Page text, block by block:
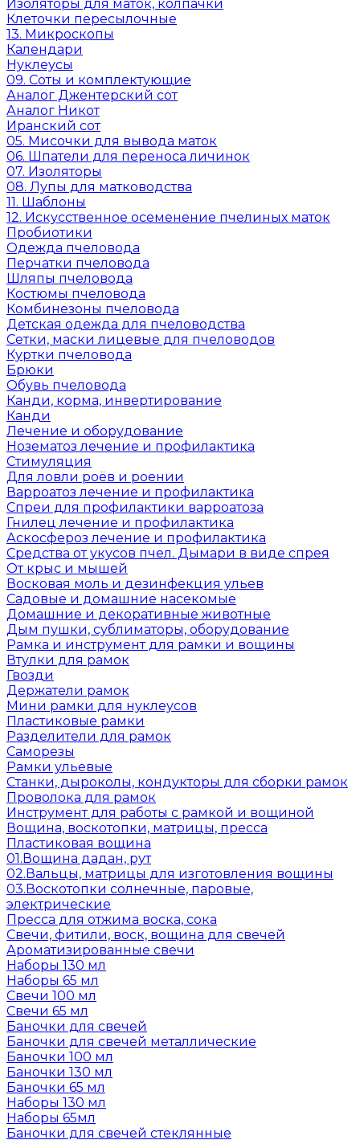
Изоляторы для маток, колпачки
Клеточки пересылочные
13. Микроскопы
Календари
Нуклеусы
09. Соты и комплектующие
Аналог Джентерский сот
Аналог Никот
Иранский сот
05. Мисочки для вывода маток
06. Шпатели для переноса личинок
07. Изоляторы
08. Лупы для матководства
11. Шаблоны
12. Искусственное осеменение пчелиных маток
Пробиотики
Одежда пчеловода
Перчатки пчеловода
Шляпы пчеловода
Костюмы пчеловода
Комбинезоны пчеловода
Детская одежда для пчеловодства
Сетки, маски лицевые для пчеловодов
Куртки пчеловода
Брюки
Обувь пчеловода
Канди, корма, инвертирование
Канди
Лечение и оборудование
Нозематоз лечение и профилактика
Стимуляция
Для ловли роёв и роении
Варроатоз лечение и профилактика
Спреи для профилактики варроатоза
Гнилец лечение и профилактика
Аскосфероз лечение и профилактика
Средства от укусов пчел. Дымари в виде спрея
От крыс и мышей
Восковая моль и дезинфекция ульев
Садовые и домашние насекомые
Домашние и декоративные животные
Дым пушки, сублиматоры, оборудование
Рамка и инструмент для рамки и вощины
Втулки для рамок
Гвозди
Держатели рамок
Мини рамки для нуклеусов
Пластиковые рамки
Разделители для рамок
Саморезы
Рамки ульевые
Станки, дыроколы, кондукторы для сборки рамок
Проволока для рамок
Инструмент для работы с рамкой и вощиной
Вощина, воскотопки, матрицы, пресса
Пластиковая вощина
01.Вощина дадан, рут
02.Вальцы, матрицы для изготовления вощины
03.Воскотопки солнечные, паровые,
электрические
Пресса для отжима воска, сока
Свечи, фитили, воск, вощина для свечей
Ароматизированные свечи
Наборы 130 мл
Наборы 65 мл
Свечи 100 мл
Свечи 65 мл
Баночки для свечей
Баночки для свечей металлические
Баночки 100 мл
Баночки 130 мл
Баночки 65 мл
Наборы 130 мл
Наборы 65мл
Баночки для свечей стеклянные